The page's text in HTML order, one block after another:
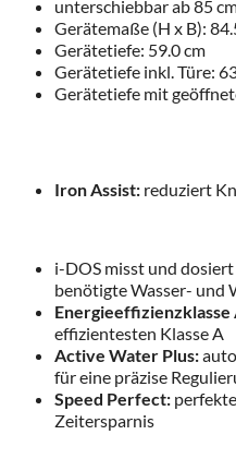
unterschiebbar ab 85
Gerätemaße (H x B):
Gerätetiefe: 59.0 cm
Gerätetiefe inkl. Türe:
Gerätetiefe mit
Iron Assist: reduziert
i-DOS misst und
benötigte Wasser- und
Energieeffizienzklasse
effizientesten Klasse A
Active Water Plus:
für eine präzise
Speed Perfect:
Zeitersparnis